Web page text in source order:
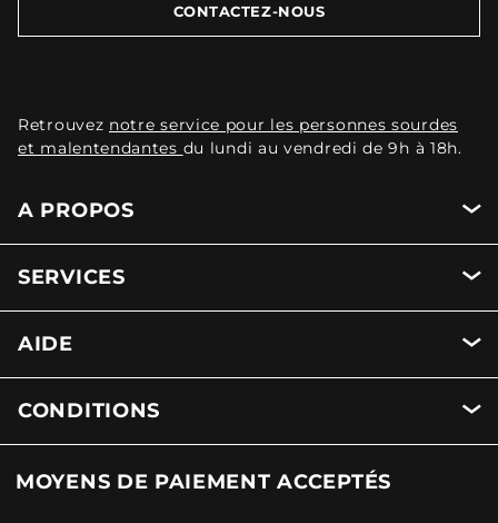
CONTACTEZ-NOUS
Retrouvez notre service pour les personnes sourdes
et malentendantes du lundi au vendredi de 9h à 18h.
A PROPOS
SERVICES
AIDE
CONDITIONS
MOYENS DE PAIEMENT ACCEPTÉS